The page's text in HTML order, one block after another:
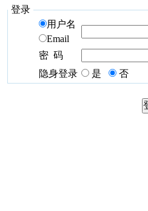
登录
用户名
Email
密 码
隐身登录
是 否